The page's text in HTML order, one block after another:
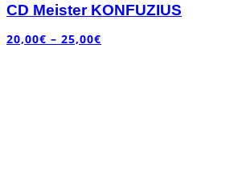
CD Meister KONFUZIUS
20,00€ – 25,00€